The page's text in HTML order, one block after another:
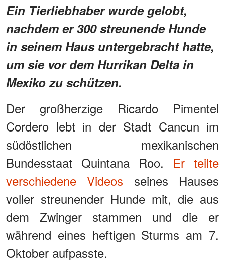
Ein Tierliebhaber wurde gelobt,
nachdem er 300 streunende Hunde
in seinem Haus untergebracht hatte,
um sie vor dem Hurrikan Delta in
Mexiko zu schützen.
Der großherzige Ricardo Pimentel
Cordero lebt in der Stadt Cancun im
südöstlichen mexikanischen
Bundesstaat Quintana Roo. Er teilte
verschiedene Videos seines Hauses
voller streunender Hunde mit, die aus
dem Zwinger stammen und die er
während eines heftigen Sturms am 7.
Oktober aufpasste.